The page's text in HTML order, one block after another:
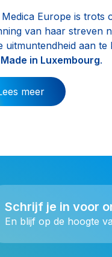
Europe is trots
van haar streven
uitmuntendheid aan te
Made in Luxembourg.
meer
Schrijf je in voor
En blijf op de hoogte